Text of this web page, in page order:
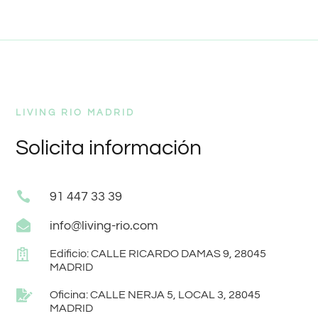
LIVING RIO MADRID
Solicita información
 91 447 33 39
 info@living-rio.com

Edificio: CALLE RICARDO DAMAS 9, 28045
MADRID

Oficina: CALLE NERJA 5, LOCAL 3, 28045
MADRID